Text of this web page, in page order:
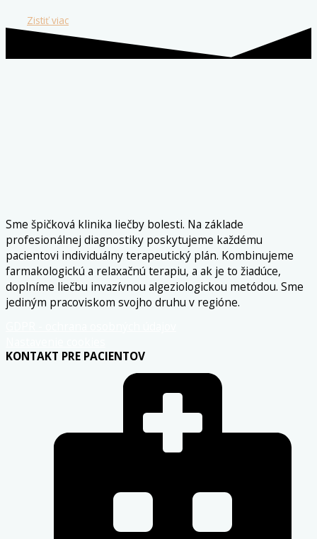
Zistiť viac
Sme špičková klinika liečby bolesti. Na základe
profesionálnej diagnostiky poskytujeme každému
pacientovi individuálny terapeutický plán. Kombinujeme
farmakologickú a relaxačnú terapiu, a ak je to žiadúce,
doplníme liečbu invazívnou algeziologickou metódou. Sme
jediným pracoviskom svojho druhu v regióne.
KONTAKT PRE PACIENTOV